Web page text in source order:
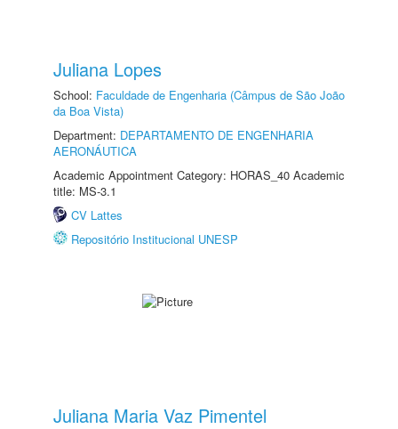
Juliana Lopes
School: Faculdade de Engenharia (Câmpus de São João
da Boa Vista)
Department: DEPARTAMENTO DE ENGENHARIA
AERONÁUTICA
Academic Appointment Category: HORAS_40 Academic
title: MS-3.1
CV Lattes
Repositório Institucional UNESP
Juliana Maria Vaz Pimentel